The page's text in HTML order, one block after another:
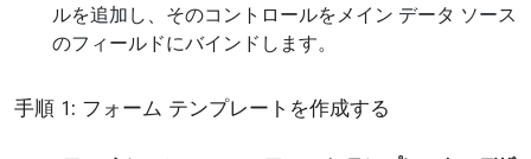
ルを追加し、そのコントロールをメイン データ ソース
のフィールドにバインドします。
手順 1: フォーム テンプレートを作成する